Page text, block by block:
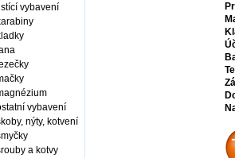
vybavení
vybavení
nýty, kotvení
a kotvy